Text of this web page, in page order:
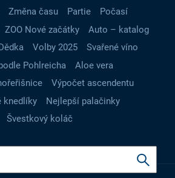
Změna času Partie
Počasí
ZOO Nové začátky
Auto – katalog
Volby 2025
Svařené víno
Pohlreicha
Aloe vera
Výpočet ascendentu
knedlíky
Nejlepší palačinky
Švestkový koláč